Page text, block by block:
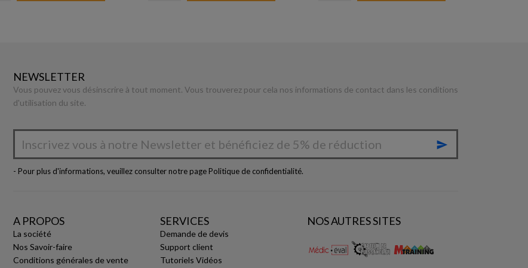
NEWSLETTER
Vous pouvez vous désinscrire à tout moment. Vous trouverez pour cela nos informations de contact dans les conditions
d'utilisation du site.

- Pour plus d'informations, veuillez consulter notre page Politique de confidentialité.
A PROPOS
La société
Nos Savoir-faire
Conditions générales de vente
SERVICES
Demande de devis
Support client
Tutoriels Vidéos
NOS AUTRES SITES